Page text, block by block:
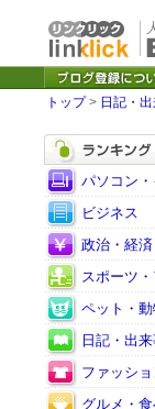
トップ> 日記・
パソコン
ビジネス
政治・経済
スポーツ
ペット・動
日記・出
ファッシ
グルメ・